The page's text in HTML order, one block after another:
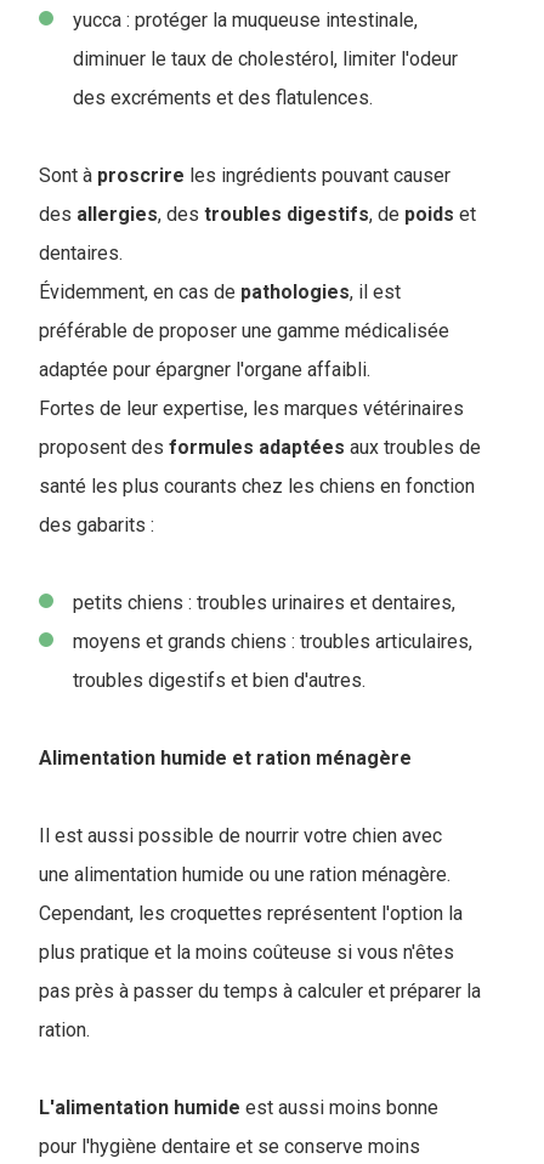
yucca : protéger la muqueuse intestinale,
diminuer le taux de cholestérol, limiter l'odeur
des excréments et des flatulences.
Sont à proscrire les ingrédients pouvant causer
des allergies, des troubles digestifs, de poids et
dentaires.
Évidemment, en cas de pathologies, il est
préférable de proposer une gamme médicalisée
adaptée pour épargner l'organe affaibli.
Fortes de leur expertise, les marques vétérinaires
proposent des formules adaptées aux troubles de
santé les plus courants chez les chiens en fonction
des gabarits :
petits chiens : troubles urinaires et dentaires,
moyens et grands chiens : troubles articulaires,
troubles digestifs et bien d'autres.
Alimentation humide et ration ménagère
Il est aussi possible de nourrir votre chien avec
une alimentation humide ou une ration ménagère.
Cependant, les croquettes représentent l'option la
plus pratique et la moins coûteuse si vous n'êtes
pas près à passer du temps à calculer et préparer la
ration.
L'alimentation humide est aussi moins bonne
pour l'hygiène dentaire et se conserve moins